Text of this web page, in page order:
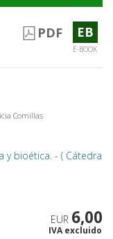
PDF EB
E-BOOK
Comillas
y bioética. - ( Cátedra
EUR 6,00
IVA excluido